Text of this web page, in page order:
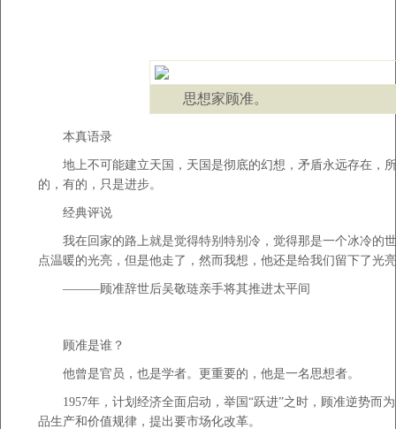
思想家顾准。
本真语录
地上不可能建立天国，天国是彻底的幻想，矛盾永远存在，
的，有的，只是进步。
经典评说
我在回家的路上就是觉得特别特别冷，觉得那是一个冰冷的
点温暖的光亮，但是他走了，然而我想，他还是给我们留下了光
———顾准辞世后吴敬琏亲手将其推进太平间
顾准是谁？
他曾是官员，也是学者。更重要的，他是一名思想者。
1957年，计划经济全面启动，举国“跃进”之时，顾准逆势而
品生产和价值规律，提出要市场化改革。